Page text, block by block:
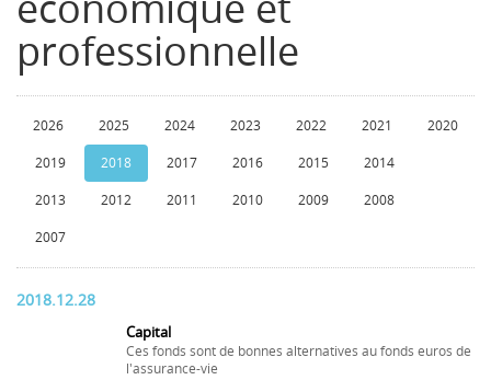
professionnelle
2026 2025 2024 2023 2022 2021 2020
2019 2018 2017 2016 2015 2014
2013 2012 2011 2010 2009 2008
2007
2018.12.28
Capital
Ces fonds sont de bonnes alternatives au fonds euros de
l'assurance-vie